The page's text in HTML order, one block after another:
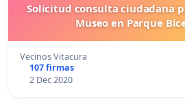
Solicitud consulta ciudadana
Museo en Parque
Vecinos Vitacura
107 firmas
2 Dec 2020